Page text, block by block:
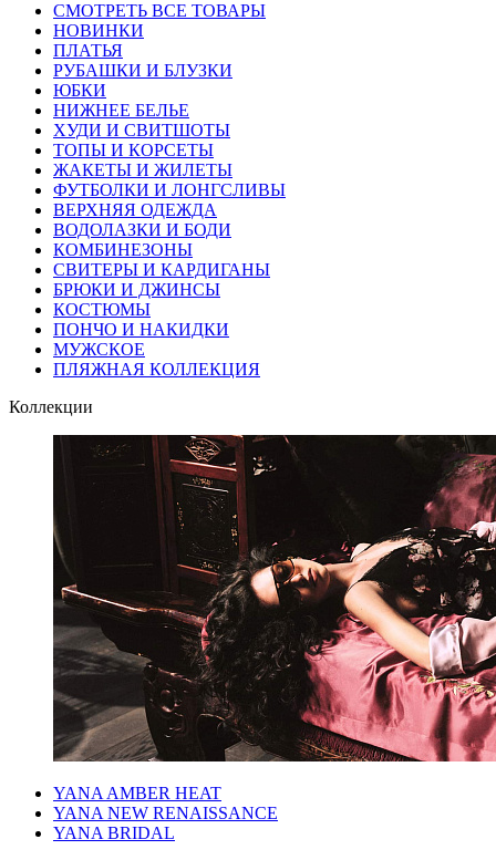
СМОТРЕТЬ ВСЕ ТОВАРЫ
НОВИНКИ
ПЛАТЬЯ
РУБАШКИ И БЛУЗКИ
ЮБКИ
НИЖНЕЕ БЕЛЬЕ
ХУДИ И СВИТШОТЫ
ТОПЫ И КОРСЕТЫ
ЖАКЕТЫ И ЖИЛЕТЫ
ФУТБОЛКИ И ЛОНГСЛИВЫ
ВЕРХНЯЯ ОДЕЖДА
ВОДОЛАЗКИ И БОДИ
КОМБИНЕЗОНЫ
СВИТЕРЫ И КАРДИГАНЫ
БРЮКИ И ДЖИНСЫ
КОСТЮМЫ
ПОНЧО И НАКИДКИ
МУЖСКОЕ
ПЛЯЖНАЯ КОЛЛЕКЦИЯ
Коллекции
YANA AMBER HEAT
YANA NEW RENAISSANCE
YANA BRIDAL